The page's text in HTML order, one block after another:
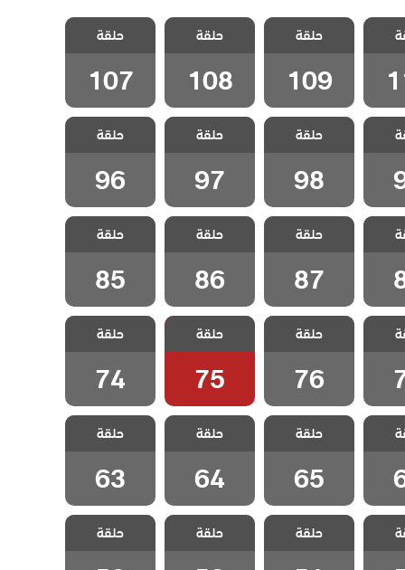
وجزر مسلسل مد وجزر
2 مدبلج الحلقة
109
حلقة
109
مسلسل مد وجزر
2 مدبلج الحلقة
108
حلقة
108
مسلسل مد وجزر
2 مدبلج الحلقة
107
حلقة
107
وجزر مسلسل مد وجزر
2 مدبلج الحلقة
98
حلقة
98
مسلسل مد وجزر
2 مدبلج الحلقة
97
حلقة
97
مسلسل مد وجزر
2 مدبلج الحلقة
96
حلقة
96
وجزر مسلسل مد وجزر
2 مدبلج الحلقة
87
حلقة
87
مسلسل مد وجزر
2 مدبلج الحلقة
86
حلقة
86
مسلسل مد وجزر
2 مدبلج الحلقة
85
حلقة
85
وجزر مسلسل مد وجزر
2 مدبلج الحلقة
76
حلقة
76
مسلسل مد وجزر
2 مدبلج الحلقة
75
حلقة
75
مسلسل مد وجزر
2 مدبلج الحلقة
74
حلقة
74
وجزر مسلسل مد وجزر
2 مدبلج الحلقة
65
حلقة
65
مسلسل مد وجزر
2 مدبلج الحلقة
64
حلقة
64
مسلسل مد وجزر
2 مدبلج الحلقة
63
حلقة
63
وجزر مسلسل مد وجزر
2 مدبلج الحلقة
54
حلقة
مسلسل مد وجزر
2 مدبلج الحلقة
53
حلقة
مسلسل مد وجزر
2 مدبلج الحلقة
52
حلقة